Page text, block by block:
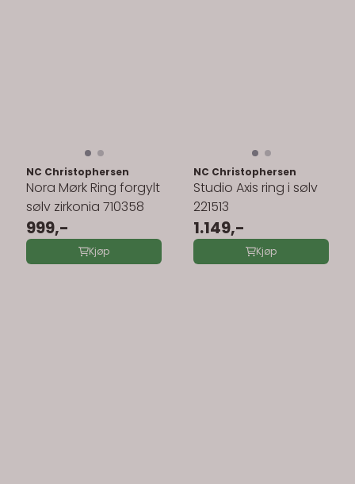
NC Christophersen
Nora Mørk Ring forgylt
sølv zirkonia 710358
999,-
Kjøp
NC Christophersen
Studio Axis ring i sølv
221513
1.149,-
Kjøp